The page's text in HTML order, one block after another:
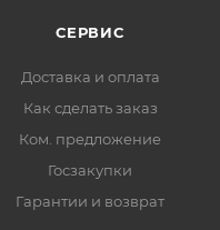
СЕРВИС
Доставка и оплата
Как сделать заказ
Ком. предложение
Госзакупки
Гарантии и возврат